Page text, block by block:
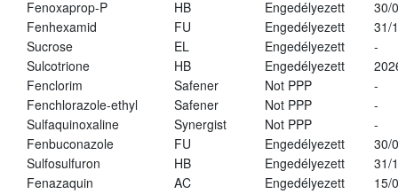
Fenoxaprop-P
HB Engedélyezett
30/
Fenhexamid
FU Engedélyezett
31/
Sucrose
EL Engedélyezett
-
Sulcotrione
HB Engedélyezett
Fenclorim
Safener Not PPP
-
Fenchlorazole-ethyl
Safener Not PPP
-
Sulfaquinoxaline
Synergist Not PPP
-
Fenbuconazole
FU Engedélyezett
30/
Sulfosulfuron
HB Engedélyezett
31/
Fenazaquin
AC Engedélyezett
15/